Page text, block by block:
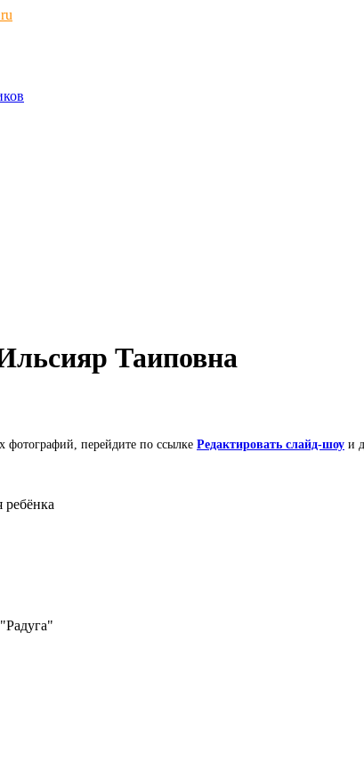
Таиповна
фотографий, перейдите по ссылке Редактировать слайд-шоу и
ребёнка